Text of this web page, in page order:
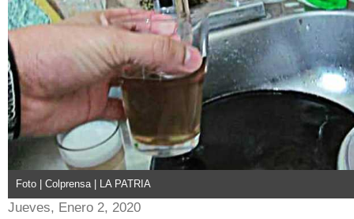
Foto | Colprensa | LA PATRIA
Jueves, Enero 2, 2020